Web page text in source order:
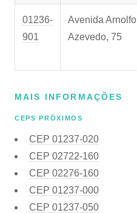
01236-
901
Avenida Arnolfo
Azevedo, 75
MAIS INFORMAÇÕES
CEPS PRÓXIMOS
CEP 01237-020
CEP 02722-160
CEP 02276-160
CEP 01237-000
CEP 01237-050